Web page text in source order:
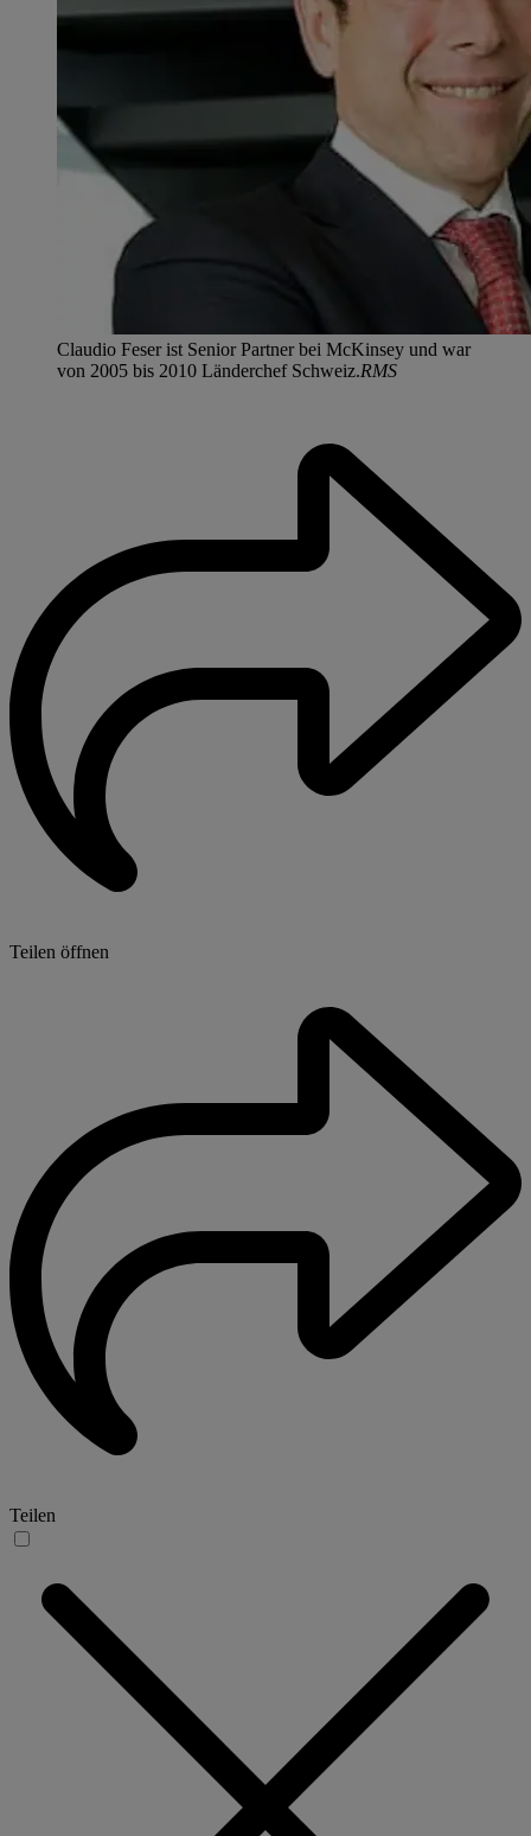
Claudio Feser ist Senior Partner bei McKinsey und war
von 2005 bis 2010 Länderchef Schweiz.RMS
Teilen öffnen
Teilen